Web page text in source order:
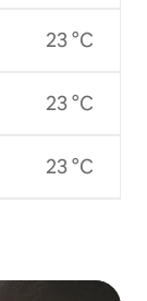
23 °C
23 °C
23 °C